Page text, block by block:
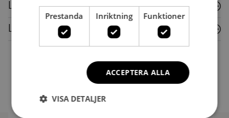
Laminat
Läder
Prestanda Inriktning Funktioner
ACCEPTERA ALLA
VISA DETALJER